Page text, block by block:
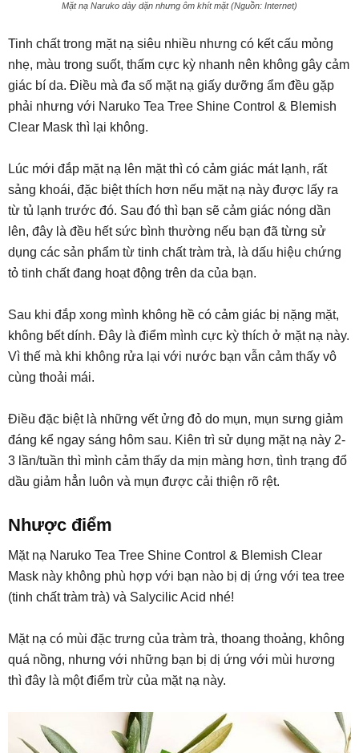
Mặt nạ Naruko dày dặn nhưng ôm khít mặt (Nguồn: Internet)
Tinh chất trong mặt nạ siêu nhiều nhưng có kết cấu mỏng
nhẹ, màu trong suốt, thấm cực kỳ nhanh nên không gây cảm
giác bí da. Điều mà đa số mặt nạ giấy dưỡng ẩm đều gặp
phải nhưng với Naruko Tea Tree Shine Control & Blemish
Clear Mask thì lại không.
Lúc mới đắp mặt nạ lên mặt thì có cảm giác mát lạnh, rất
sảng khoái, đặc biệt thích hơn nếu mặt nạ này được lấy ra
từ tủ lạnh trước đó. Sau đó thì bạn sẽ cảm giác nóng dần
lên, đây là đều hết sức bình thường nếu bạn đã từng sử
dụng các sản phẩm từ tinh chất tràm trà, là dấu hiệu chứng
tỏ tinh chất đang hoạt động trên da của bạn.
Sau khi đắp xong mình không hề có cảm giác bị nặng mặt,
không bết dính. Đây là điểm mình cực kỳ thích ở mặt nạ này.
Vì thế mà khi không rửa lại với nước bạn vẫn cảm thấy vô
cùng thoải mái.
Điều đặc biệt là những vết ửng đỏ do mụn, mụn sưng giảm
đáng kể ngay sáng hôm sau. Kiên trì sử dụng mặt nạ này 2-
3 lần/tuần thì mình cảm thấy da mịn màng hơn, tình trạng đổ
dầu giảm hẳn luôn và mụn được cải thiện rõ rệt.
Nhược điểm
Mặt nạ Naruko Tea Tree Shine Control & Blemish Clear
Mask này không phù hợp với bạn nào bị dị ứng với tea tree
(tinh chất tràm trà) và Salycilic Acid nhé!
Mặt nạ có mùi đặc trưng của tràm trà, thoang thoảng, không
quá nồng, nhưng với những bạn bị dị ứng với mùi hương
thì đây là một điểm trừ của mặt nạ này.